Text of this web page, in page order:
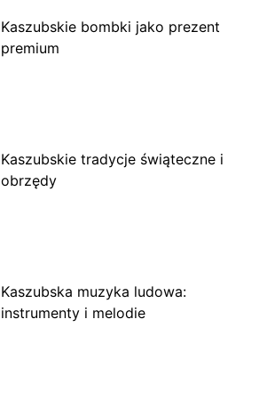
Kaszubskie bombki jako prezent
premium
Kaszubskie tradycje świąteczne i
obrzędy
Kaszubska muzyka ludowa:
instrumenty i melodie